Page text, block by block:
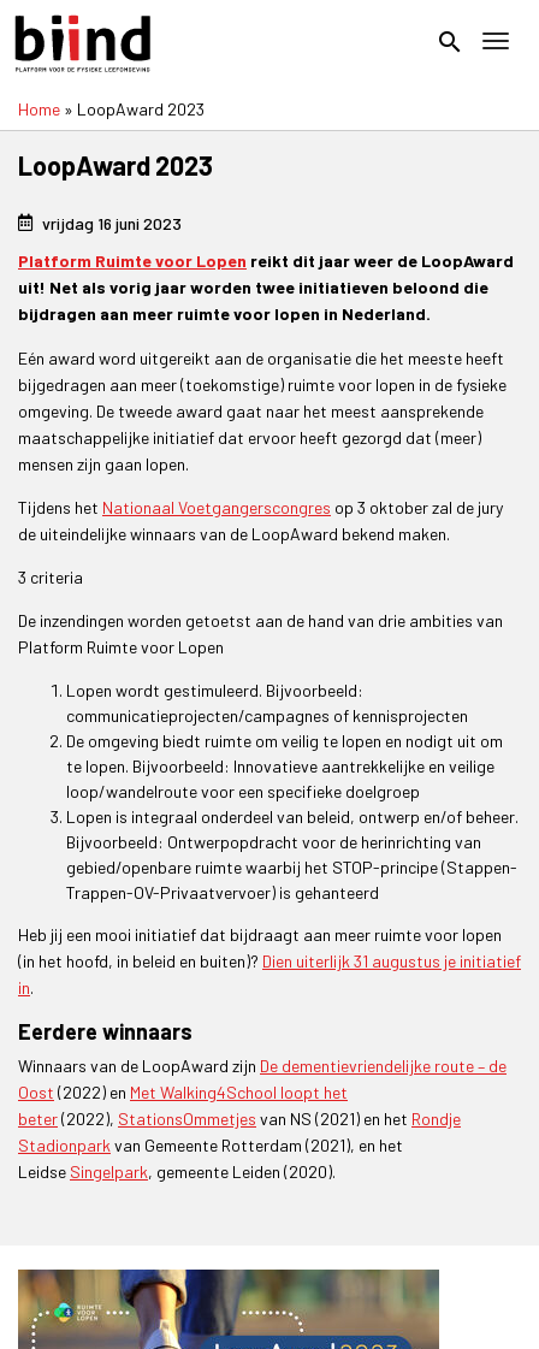
Overslaan
naar
inhoud
search
Kruimelpad
Home LoopAward 2023
LoopAward 2023
vrijdag 16 juni 2023
Platform Ruimte voor Lopen reikt dit jaar weer de LoopAward
uit! Net als vorig jaar worden twee initiatieven beloond die
bijdragen aan meer ruimte voor lopen in Nederland.
Eén award word uitgereikt aan de organisatie die het meeste heeft
bijgedragen aan meer (toekomstige) ruimte voor lopen in de fysieke
omgeving. De tweede award gaat naar het meest aansprekende
maatschappelijke initiatief dat ervoor heeft gezorgd dat (meer)
mensen zijn gaan lopen.
Tijdens het Nationaal Voetgangerscongres op 3 oktober zal de jury
de uiteindelijke winnaars van de LoopAward bekend maken.
3 criteria
De inzendingen worden getoetst aan de hand van drie ambities van
Platform Ruimte voor Lopen
Lopen wordt gestimuleerd. Bijvoorbeeld:
communicatieprojecten/campagnes of kennisprojecten
De omgeving biedt ruimte om veilig te lopen en nodigt uit om
te lopen. Bijvoorbeeld: Innovatieve aantrekkelijke en veilige
loop/wandelroute voor een specifieke doelgroep
Lopen is integraal onderdeel van beleid, ontwerp en/of beheer.
Bijvoorbeeld: Ontwerpopdracht voor de herinrichting van
gebied/openbare ruimte waarbij het STOP-principe (Stappen-
Trappen-OV-Privaatvervoer) is gehanteerd
Heb jij een mooi initiatief dat bijdraagt aan meer ruimte voor lopen
(in het hoofd, in beleid en buiten)? Dien uiterlijk 31 augustus je initiatief
in.
Eerdere winnaars
Winnaars van de LoopAward zijn De dementievriendelijke route – de
Oost (2022) en Met Walking4School loopt het
beter(2022), StationsOmmetjes van NS (2021) en het Rondje
Stadionpark van Gemeente Rotterdam (2021), en het
Leidse Singelpark, gemeente Leiden (2020).